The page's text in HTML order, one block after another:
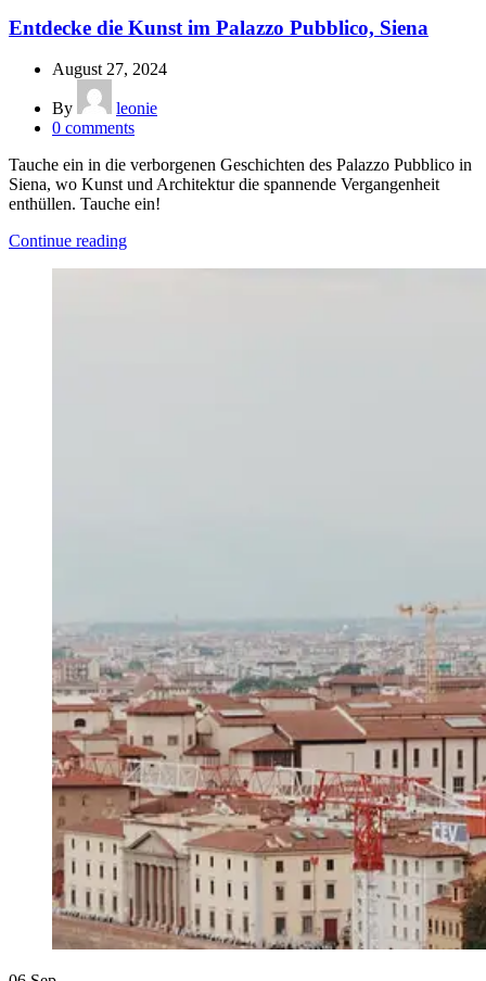
Entdecke die Kunst im Palazzo Pubblico, Siena
August 27, 2024
By
leonie
0 comments
Tauche ein in die verborgenen Geschichten des Palazzo Pubblico in
Siena, wo Kunst und Architektur die spannende Vergangenheit
enthüllen. Tauche ein!
Continue reading